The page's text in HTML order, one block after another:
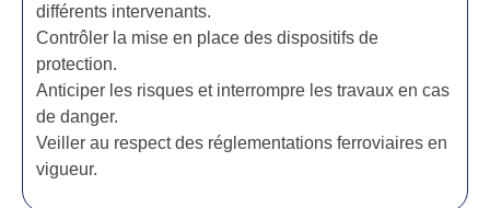
différents intervenants.
Contrôler la mise en place des dispositifs de
protection.
Anticiper les risques et interrompre les travaux en cas
de danger.
Veiller au respect des réglementations ferroviaires en
vigueur.